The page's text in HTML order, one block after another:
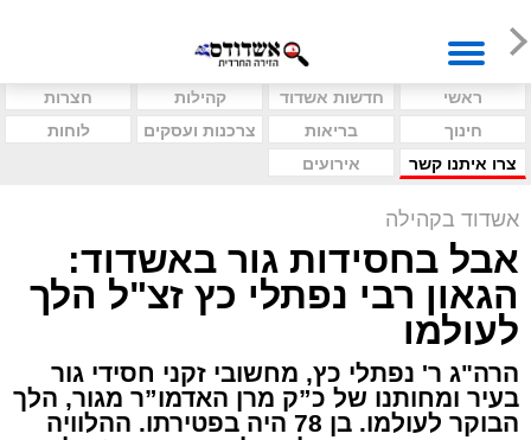
ראשי חדשות אשדוד קהילות
חצרות
חינוך
בריאות צרכנות ועסקים
לוחות
צרו איתנו קשר
אירועים
אשדוד בקהילה
אבל בחסידות גור באשדוד:
הגאון רבי נפתלי כץ זצ"ל הלך
לעולמו
הרה"ג ר' נפתלי כץ, מחשובי זקני חסידי גור
בעיר ומחותנו של כ”ק מרן האדמו”ר מגור, הלך
הבוקר לעולמו. בן 78 היה בפטירתו. ההלוויה